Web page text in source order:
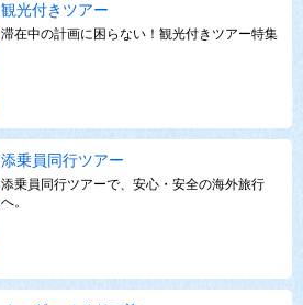
観光付きツアー
滞在中の計画に困らない！観光付きツアー特集
添乗員同行ツアー
添乗員同行ツアーで、安心・安全の海外旅行
へ。